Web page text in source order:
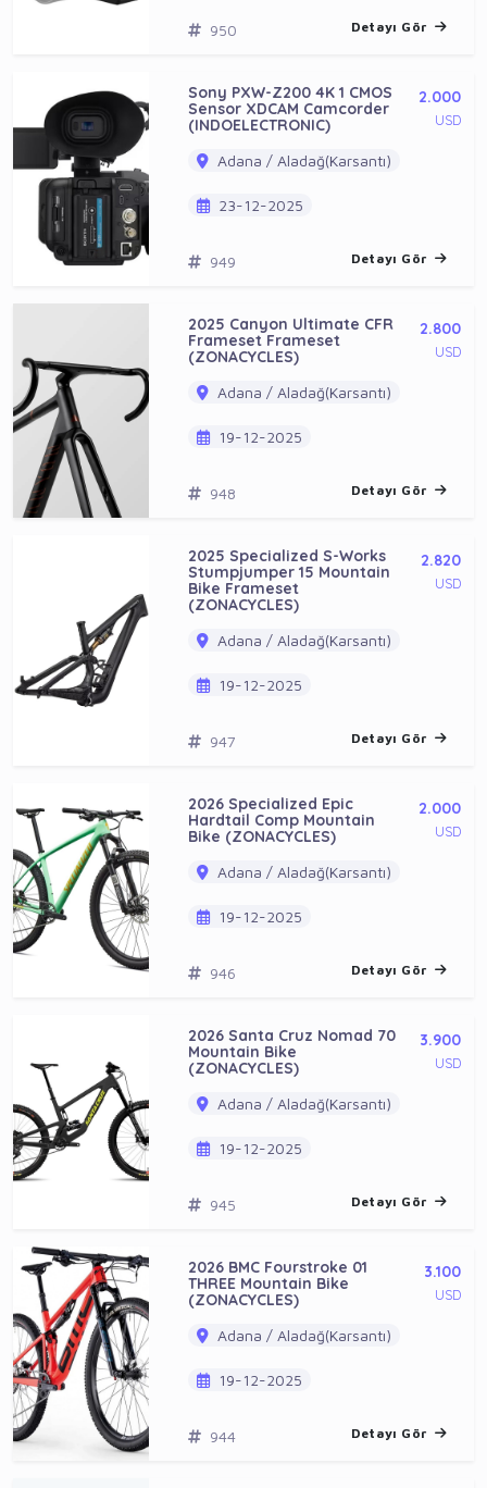
950 Detayı Gör
Sony PXW-Z200 4K 1 CMOS
Sensor XDCAM Camcorder
(INDOELECTRONIC)
2.000
USD
Adana / Aladağ(Karsantı)
23-12-2025
949 Detayı Gör
2025 Canyon Ultimate CFR
Frameset Frameset
(ZONACYCLES)
2.800
USD
Adana / Aladağ(Karsantı)
19-12-2025
948 Detayı Gör
2025 Specialized S-Works
Stumpjumper 15 Mountain
Bike Frameset
(ZONACYCLES)
2.820
USD
Adana / Aladağ(Karsantı)
19-12-2025
947 Detayı Gör
2026 Specialized Epic
Hardtail Comp Mountain
Bike (ZONACYCLES)
2.000
USD
Adana / Aladağ(Karsantı)
19-12-2025
946 Detayı Gör
2026 Santa Cruz Nomad 70
Mountain Bike
(ZONACYCLES)
3.900
USD
Adana / Aladağ(Karsantı)
19-12-2025
945 Detayı Gör
2026 BMC Fourstroke 01
THREE Mountain Bike
(ZONACYCLES)
3.100
USD
Adana / Aladağ(Karsantı)
19-12-2025
944 Detayı Gör